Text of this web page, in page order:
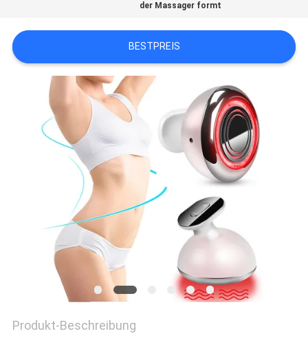
EIN
ZITAT
der Massager formt
BESTPREIS
Produkt-Beschreibung